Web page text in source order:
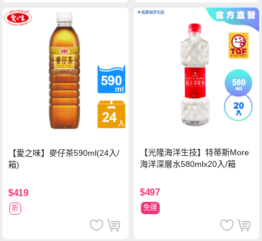
【愛之味】麥仔茶590ml(24入/
箱)
$419
折
【光隆海洋生技】特蒂斯More
海洋深層水580mlx20入/箱
$497
免運